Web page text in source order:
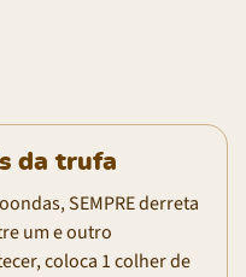
da trufa
SEMPRE derreta
um e outro
coloca 1 colher de